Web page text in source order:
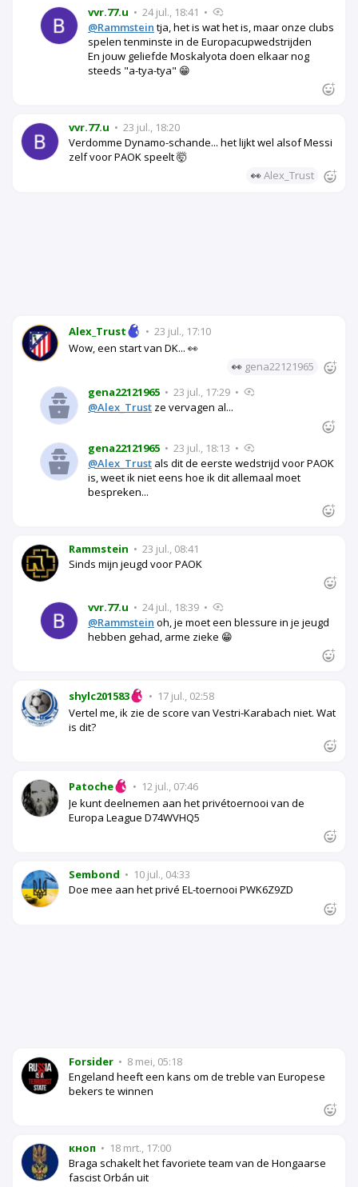
vvr.77.u • 24 jul., 18:41 •
@Rammstein tja, het is wat het is, maar onze clubs
spelen tenminste in de Europacupwedstrijden
En jouw geliefde Moskalyota doen elkaar nog
steeds "a-tya-tya" 😁
vvr.77.u • 23 jul., 18:20
Verdomme Dynamo-schande... het lijkt wel alsof Messi
zelf voor PAOK speelt 🤯
👀Alex_Trust
Alex_Trust • 23 jul., 17:10
Wow, een start van DK... 👀
👀 gena22121965
gena22121965 • 23 jul., 17:29 •
@Alex_Trust ze vervagen al...
gena22121965 • 23 jul., 18:13 •
@Alex_Trust als dit de eerste wedstrijd voor PAOK
is, weet ik niet eens hoe ik dit allemaal moet
bespreken...
Rammstein • 23 jul., 08:41
Sinds mijn jeugd voor PAOK
vvr.77.u • 24 jul., 18:39 •
@Rammstein oh, je moet een blessure in je jeugd
hebben gehad, arme zieke 😁
shylc201583 • 17 jul., 02:58
Vertel me, ik zie de score van Vestri-Karabach niet. Wat
is dit?
Patoche • 12 jul., 07:46
Je kunt deelnemen aan het privétoernooi van de
Europa League D74WVHQ5
Sembond • 10 jul., 04:33
Doe mee aan het privé EL-toernooi PWK6Z9ZD
Forsider • 8 mei, 05:18
Engeland heeft een kans om de treble van Europese
bekers te winnen
кноп • 18 mrt., 17:00
Braga schakelt het favoriete team van de Hongaarse
fascist Orbán uit